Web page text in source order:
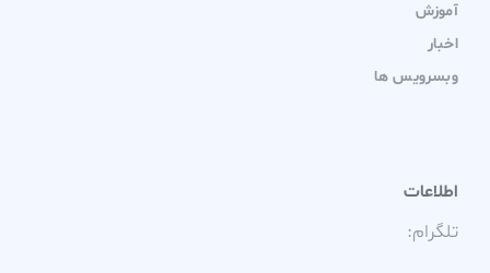
آموزش
اخبار
وبسرویس ها
اطلاعات
تلگرام: